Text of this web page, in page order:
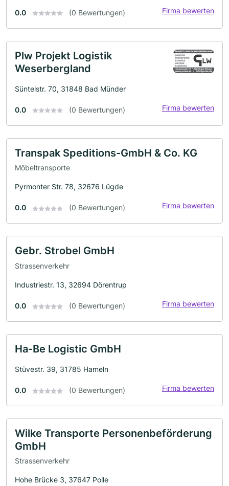
0.0 (0 Bewertungen) Firma bewerten
Plw Projekt Logistik
Weserbergland
Süntelstr. 70, 31848 Bad Münder
0.0 (0 Bewertungen) Firma bewerten
Transpak Speditions-GmbH & Co. KG
Möbeltransporte
Pyrmonter Str. 78, 32676 Lügde
0.0 (0 Bewertungen) Firma bewerten
Gebr. Strobel GmbH
Strassenverkehr
Industriestr. 13, 32694 Dörentrup
0.0 (0 Bewertungen) Firma bewerten
Ha-Be Logistic GmbH
Stüvestr. 39, 31785 Hameln
0.0 (0 Bewertungen) Firma bewerten
Wilke Transporte Personenbeförderung
GmbH
Strassenverkehr
Hohe Brücke 3, 37647 Polle